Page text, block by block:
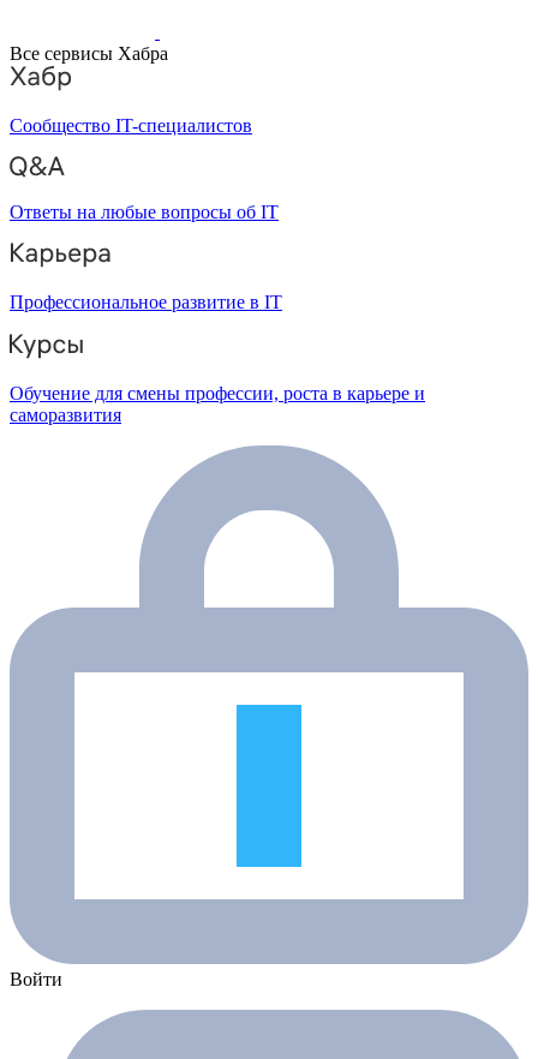
Все сервисы Хабра
Сообщество IT-специалистов
Ответы на любые вопросы об IT
Профессиональное развитие в IT
Обучение для смены профессии, роста в карьере и
саморазвития
Войти